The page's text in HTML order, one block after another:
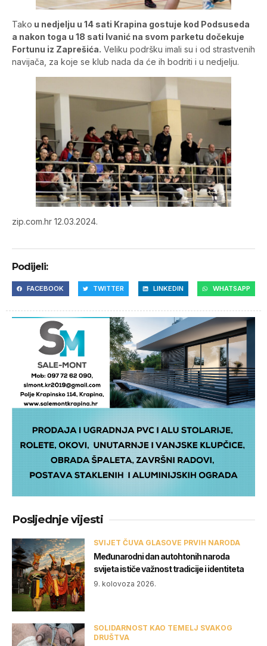
Tako u nedjelju u 14 sati Krapina gostuje kod Podsuseda
a nakon toga u 18 sati Ivanić na svom parketu dočekuje
Fortunu iz Zaprešića. Veliku podršku imali su i od strastvenih
navijača, za koje se klub nada da će ih bodriti i u nedjelju.
zip.com.hr 12.03.2024.
Podijeli:
FACEBOOK TWITTER LINKEDIN WHATSAPP
Posljednje vijesti
SVIJET ČUVA GLASOVE PRVIH NARODA
Međunarodni dan autohtonih naroda
svijeta ističe važnost tradicije i identiteta
9. kolovoza 2026.
SOLIDARNOST KAO TEMELJ SVAKOG
DRUŠTVA